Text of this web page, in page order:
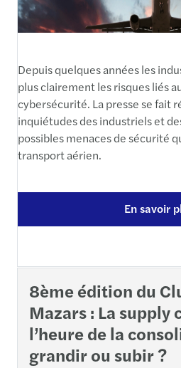
Depuis quelques années les
plus clairement les risques liés
cybersécurité. La presse se fait
inquiétudes des industriels et
possibles menaces de sécurité
transport aérien.
En savoir
8ème édition du
Mazars : La supply
l’heure de la
grandir ou subir ?